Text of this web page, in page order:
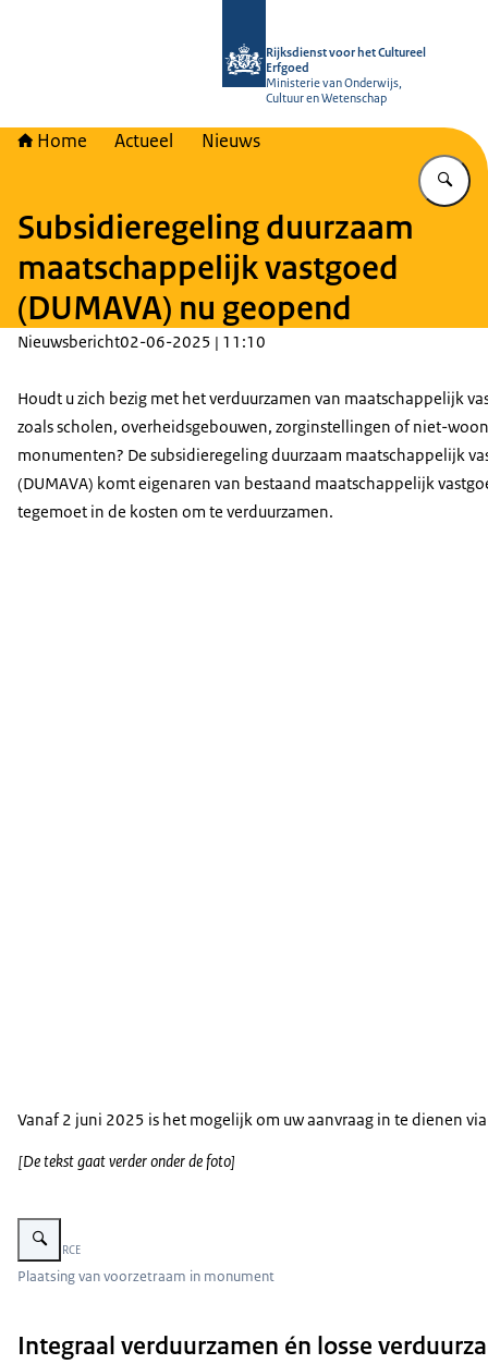
Rijksdienst voor het Cultureel
Erfgoed
Ministerie van Onderwijs,
Cultuur en Wetenschap
Home Actueel Nieuws
Subsidieregeling duurzaam
maatschappelijk vastgoed
(DUMAVA) nu geopend
Nieuwsbericht02-06-2025 | 11:10
Houdt u zich bezig met het verduurzamen van maatschappelijk
zoals scholen, overheidsgebouwen, zorginstellingen of niet-
monumenten? De subsidieregeling duurzaam maatschappelijk
(DUMAVA) komt eigenaren van bestaand maatschappelijk
tegemoet in de kosten om te verduurzamen.
Vanaf 2 juni 2025 is het mogelijk om uw aanvraag in te dienen
[De tekst gaat verder onder de foto]
Vergroot afbeelding man werkt aan raam en voorzetraam in monumentaal
Beeld: © RCE
Plaatsing van voorzetraam in monument
Integraal verduurzamen én losse